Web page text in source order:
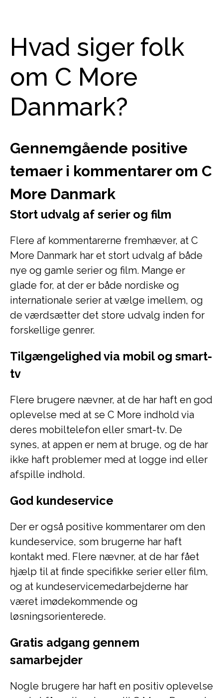
Hvad siger folk
om C More
Danmark?
Gennemgående positive
temaer i kommentarer om C
More Danmark
Stort udvalg af serier og film
Flere af kommentarerne fremhæver, at C
More Danmark har et stort udvalg af både
nye og gamle serier og film. Mange er
glade for, at der er både nordiske og
internationale serier at vælge imellem, og
de værdsætter det store udvalg inden for
forskellige genrer.
Tilgængelighed via mobil og smart-
tv
Flere brugere nævner, at de har haft en god
oplevelse med at se C More indhold via
deres mobiltelefon eller smart-tv. De
synes, at appen er nem at bruge, og de har
ikke haft problemer med at logge ind eller
afspille indhold.
God kundeservice
Der er også positive kommentarer om den
kundeservice, som brugerne har haft
kontakt med. Flere nævner, at de har fået
hjælp til at finde specifikke serier eller film,
og at kundeservicemedarbejderne har
været imødekommende og
løsningsorienterede.
Gratis adgang gennem
samarbejder
Nogle brugere har haft en positiv oplevelse